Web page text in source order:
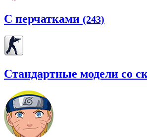
С перчатками (243)
Стандартные модели со